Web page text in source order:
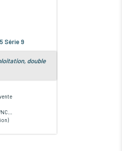
Série 9
double